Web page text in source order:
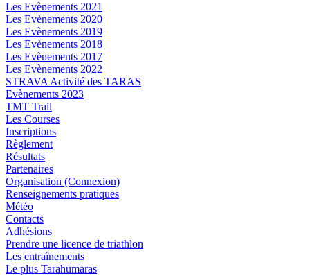
Les Evènements 2021
Les Evènements 2020
Les Evènements 2019
Les Evènements 2018
Les Evènements 2017
Les Evènements 2022
STRAVA Activité des TARAS
Evènements 2023
TMT Trail
Les Courses
Inscriptions
Règlement
Résultats
Partenaires
Organisation (Connexion)
Renseignements pratiques
Météo
Contacts
Adhésions
Prendre une licence de triathlon
Les entraînements
Le plus Tarahumaras